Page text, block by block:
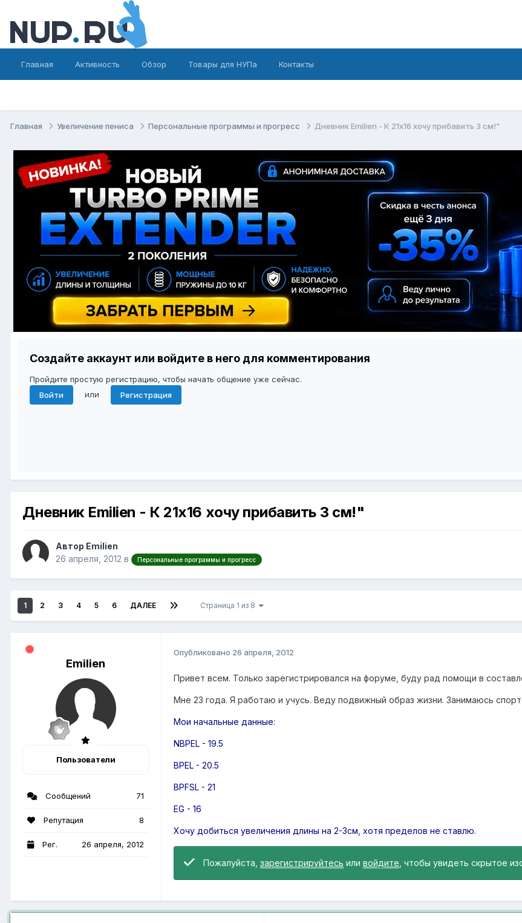
Главная Активность Обзор Товары для НУПа Контакты
Главная Увеличение пениса Персональные программы и прогресс Дневник Emilien - К 21х16 хочу прибавить 3 см!"
Создайте аккаунт или войдите в него для комментирования
Пройдите простую регистрацию, чтобы начать общение уже сейчас.
Войти
или Регистрация
Дневник Emilien - К 21х16 хочу прибавить 3 см!"
Автор Emilien
26 апреля, 2012 в Персональные программы и прогресс
1 2 3 4 5 6 ДАЛЕЕ Страница 1 из 8
Emilien
Пользователи
Сообщений 71
Репутация 8
Рег. 26 апреля, 2012
Опубликовано 26 апреля, 2012
Привет всем. Только зарегистрировался на форуме, буду рад помощи в
Мне 23 года. Я работаю и учусь. Веду подвижный образ жизни. Занимаюсь
Мои начальные данные:
NBPEL - 19.5
BPEL - 20.5
BPFSL - 21
EG - 16
Хочу добиться увеличения длины на 2-3см, хотя пределов не ставлю.
Пожалуйста, зарегистрируйтесь или войдите , чтобы увидеть скрытое